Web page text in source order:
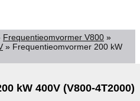
Frequentieomvormer V800 »
» Frequentieomvormer 200 kW
kW 400V (V800-4T2000)